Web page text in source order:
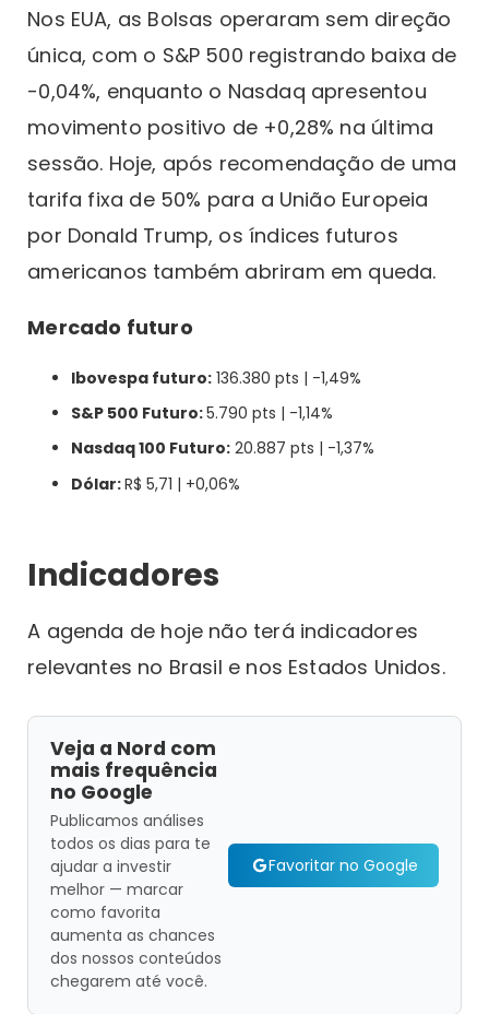
Nos EUA, as Bolsas operaram sem direção
única, com o S&P 500 registrando baixa de
-0,04%, enquanto o Nasdaq apresentou
movimento positivo de +0,28% na última
sessão. Hoje, após recomendação de uma
tarifa fixa de 50% para a União Europeia
por Donald Trump, os índices futuros
americanos também abriram em queda.
Mercado futuro
Ibovespa futuro: 136.380 pts | -1,49%
S&P 500 Futuro:5.790 pts | -1,14%
Nasdaq 100 Futuro: 20.887 pts | -1,37%
Dólar:R$ 5,71 | +0,06%
Indicadores
A agenda de hoje não terá indicadores
relevantes no Brasil e nos Estados Unidos.
Veja a Nord com
mais frequência
no Google
Publicamos análises
todos os dias para te
ajudar a investir
melhor — marcar
como favorita
aumenta as chances
dos nossos conteúdos
chegarem até você.
Favoritar no Google